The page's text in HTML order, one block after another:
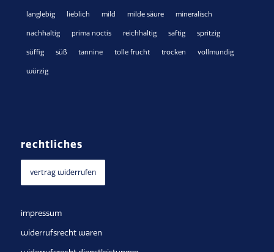
langlebig lieblich mild milde säure mineralisch
nachhaltig prima noctis reichhaltig saftig spritzig
süffig süß tannine tolle frucht trocken vollmundig
würzig
rechtliches
vertrag widerrufen
impressum
widerrufsrecht waren